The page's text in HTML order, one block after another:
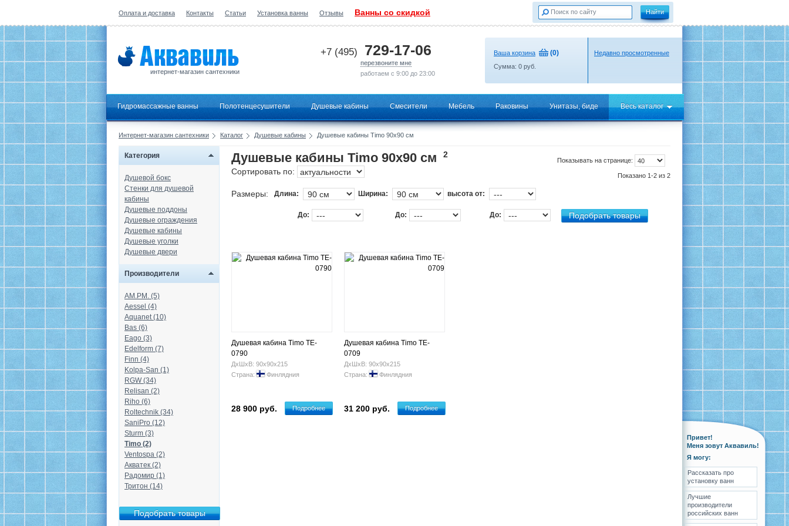
Оплата и доставка Контакты Статьи Установка ванны Отзывы Ванны со скидкой
интернет-магазин сантехники
+7 (495) 729-17-06
перезвоните мне
работаем с 9:00 до 23:00
Ваша корзина (0)
Сумма: 0 руб.
Недавно просмотренные
Гидромассажные ванны Полотенцесушители Душевые кабины Смесители Мебель Раковины Унитазы, биде Весь каталог
Интернет-магазин сантехники Каталог Душевые кабины Душевые кабины Timo 90x90 см
Категория
Душевой бокс
Стенки для душевой
кабины
Душевые поддоны
Душевые ограждения
Душевые кабины
Душевые уголки
Душевые двери
Производители
AM.PM. (5)
Aessel (4)
Aquanet (10)
Bas (6)
Eago (3)
Edelform (7)
Finn (4)
Kolpa-San (1)
RGW (34)
Relisan (2)
Riho (6)
Roltechnik (34)
SaniPro (12)
Sturm (3)
Timo (2)
Ventospa (2)
Акватек (2)
Радомир (1)
Тритон (14)
Показывать на странице:
Показано 1-2 из 2
Душевые кабины Timo 90x90 см
2
Сортировать по:
Размеры: Длина: Ширина: высота от:
До: До: До:
Душевая кабина Timo TE-
0790
ДхШхВ: 90х90х215
Страна:
Финлядния
28 900 руб. Подробнее
Душевая кабина Timo TE-
0709
ДхШхВ: 90х90х215
Страна:
Финлядния
31 200 руб. Подробнее
Привет!
Меня зовут Аквавиль!
Я могу:
Рассказать про
установку ванн
Лучшие
производители
российских ванн